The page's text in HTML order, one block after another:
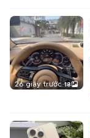
26 giây trước 18